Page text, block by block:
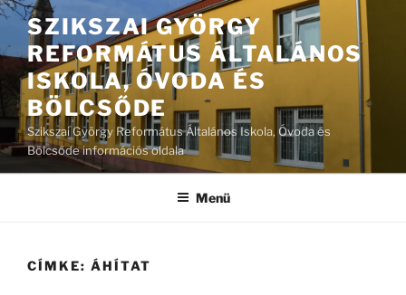
Tartalomhoz
SZIKSZAI GYÖRGY
REFORMÁTUS ÁLTALÁNOS
ISKOLA, ÓVODA ÉS
BÖLCSŐDE
Szikszai György Református Általános Iskola, Óvoda és
Bölcsőde információs oldala
Menü
CÍMKE: ÁHÍTAT